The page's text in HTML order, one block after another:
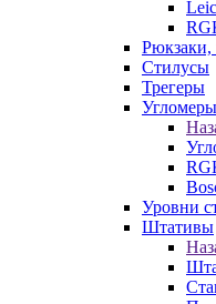
Рюкзаки,
Стилусы
Трегеры
Уровни
Штативы